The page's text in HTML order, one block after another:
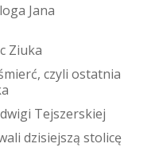
Jana
Ziuka
czyli ostatnia
Tejszerskiej
dzisiejszą stolicę